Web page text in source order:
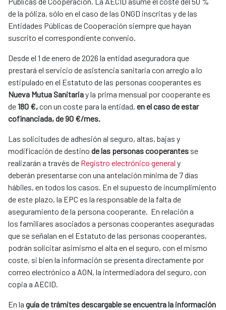
de la póliza, sólo en el caso de las ONGD inscritas y de las
Entidades Públicas de Cooperación siempre que hayan
suscrito el correspondiente convenio.
Desde el 1 de enero de 2026 la entidad aseguradora que
prestará el servicio de asistencia sanitaria con arreglo a lo
estipulado en el Estatuto de las personas cooperantes es
Nueva Mutua Sanitariay la prima mensual por cooperante es
de 180 €,con un coste para la entidad, en el caso de estar
cofinanciada, de 90 €/mes.
Las solicitudes de adhesión al seguro, altas, bajas y
modificación de destino de las personas cooperantes se
realizarán a través de Registro electrónico general y
deberán presentarse con una antelación mínima de 7 días
hábiles, en todos los casos. En el supuesto de incumplimiento
de este plazo, la EPC es la responsable de la falta de
aseguramiento de la persona cooperante. En relación a
los familiares asociados a personas cooperantes aseguradas
que se señalan en el Estatuto de las personas cooperantes,
podrán solicitar asimismo el alta en el seguro, con el mismo
coste, si bien la información se presenta directamente por
correo electrónico a AON, la intermediadora del seguro, con
copia a AECID.
En la guía de trámites descargable se encuentra la información